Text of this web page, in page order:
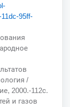
95ff-
/
2000.-112с.
и газов